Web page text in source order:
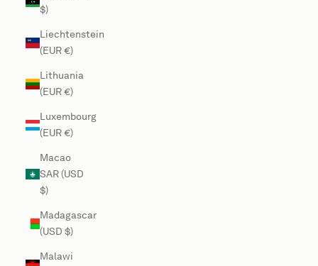
$)
Liechtenstein
(EUR €)
Lithuania
(EUR €)
Luxembourg
(EUR €)
Macao
SAR (USD
$)
Madagascar
(USD $)
Malawi